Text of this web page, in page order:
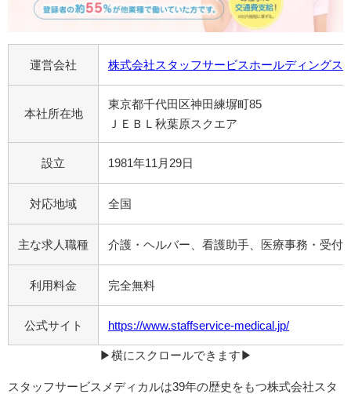
運営会社 株式会社スタッフサービスホールディングス
本社所在地
東京都千代田区神田練塀町85
ＪＥＢＬ秋葉原スクエア
設立 1981年11月29日
対応地域 全国
主な求人職種 介護・ヘルバー、看護助手、医療事務・受付
利用料金 完全無料
公式サイト https://www.staffservice-medical.jp/
▶︎横にスクロールできます▶︎
スタッフサービスメディカルは39年の歴史をもつ株式会社スタ